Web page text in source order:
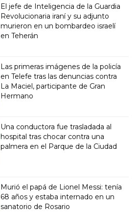
El jefe de Inteligencia de la Guardia
Revolucionaria iraní y su adjunto
murieron en un bombardeo israelí
en Teherán
Las primeras imágenes de la policía
en Telefe tras las denuncias contra
La Maciel, participante de Gran
Hermano
Una conductora fue trasladada al
hospital tras chocar contra una
palmera en el Parque de la Ciudad
Murió el papá de Lionel Messi: tenía
68 años y estaba internado en un
sanatorio de Rosario